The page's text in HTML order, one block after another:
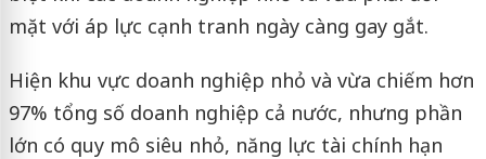
mặt với áp lực cạnh tranh ngày càng gay gắt.
Hiện khu vực doanh nghiệp nhỏ và vừa chiếm hơn
97% tổng số doanh nghiệp cả nước, nhưng phần
lớn có quy mô siêu nhỏ, năng lực tài chính hạn